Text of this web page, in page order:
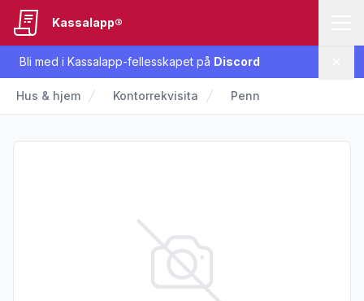
Bli med i Kassalapp-fellesskapet på Discord
Kassalapp®
Hus & hjem Kontorrekvisita Penn